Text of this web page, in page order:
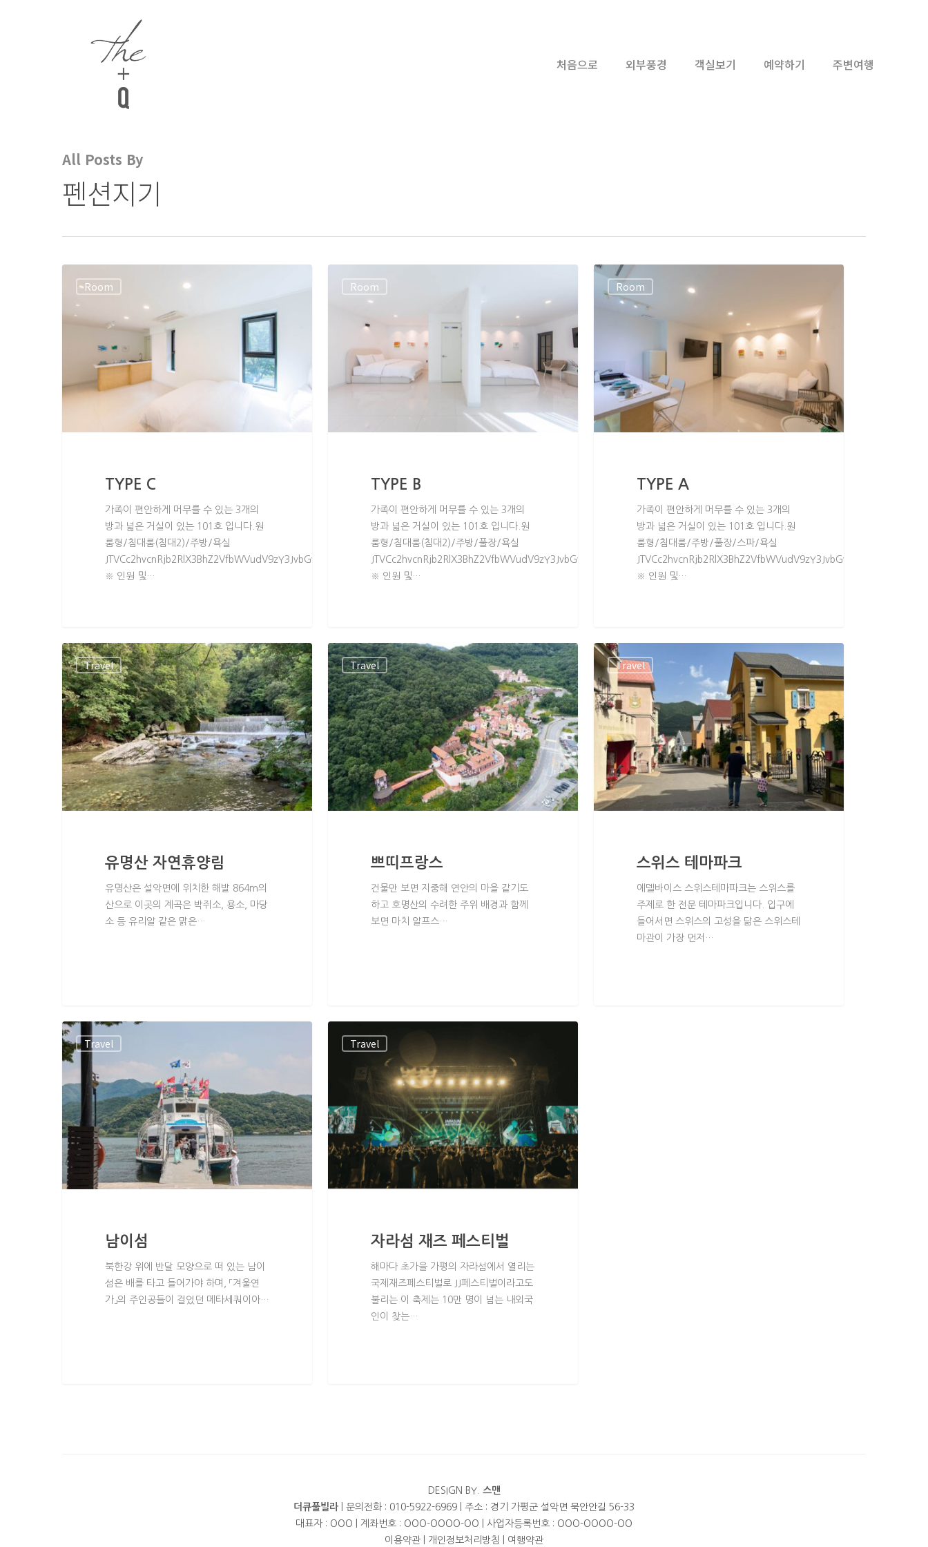
처음으로 외부풍경 객실보기 예약하기 주변여행
All Posts By
펜션지기
Room
TYPE C
가족이 편안하게 머무를 수 있는 3개의
방과 넓은 거실이 있는 101호 입니다.원
룸형/침대룸(침대2)/주방/욕실
※ 인원 및…
Room
TYPE B
가족이 편안하게 머무를 수 있는 3개의
방과 넓은 거실이 있는 101호 입니다.원
룸형/침대룸(침대2)/주방/풀장/욕실
※ 인원 및…
Room
TYPE A
가족이 편안하게 머무를 수 있는 3개의
방과 넓은 거실이 있는 101호 입니다.원
룸형/침대룸/주방/풀장/스파/욕실
※ 인원 및…
Travel
유명산 자연휴양림
유명산은 설악면에 위치한 해발 864m의
산으로 이곳의 계곡은 박쥐소, 용소, 마당
소 등 유리알 같은 맑은…
Travel
쁘띠프랑스
건물만 보면 지중해 연안의 마을 같기도
하고 호명산의 수려한 주위 배경과 함께
보면 마치 알프스…
Travel
스위스 테마파크
에델바이스 스위스테마파크는 스위스를
주제로 한 전문 테마파크입니다. 입구에
들어서면 스위스의 고성을 닮은 스위스테
마관이 가장 먼저…
Travel
남이섬
북한강 위에 반달 모양으로 떠 있는 남이
섬은 배를 타고 들어가야 하며, 「겨울연
가」의 주인공들이 걸었던 메타세쿼이아…
Travel
자라섬 재즈 페스티벌
해마다 초가을 가평의 자라섬에서 열리는
국제재즈페스티벌로 JJ페스티벌이라고도
불리는 이 축제는 10만 명이 넘는 내외국
인이 찾는…
DESIGN BY. 스맨
더큐풀빌라 | 문의전화 : 010-5922-6969 | 주소 : 경기 가평군 설악면 묵안안길 56-33
대표자 : OOO | 계좌번호 : OOO-OOOO-OO | 사업자등록번호 : OOO-OOOO-OO
이용약관
개인정보처리방침 여행약관